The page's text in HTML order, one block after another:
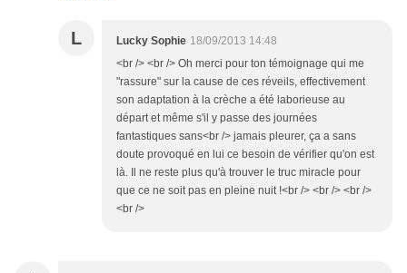
L Lucky Sophie 18/09/2013 14:48
<br /> <br /> Oh merci pour ton témoignage qui me
"rassure" sur la cause de ces réveils, effectivement
son adaptation à la crèche a été laborieuse au
départ et même s'il y passe des journées
fantastiques sans<br /> jamais pleurer, ça a sans
doute provoqué en lui ce besoin de vérifier qu'on est
là. Il ne reste plus qu'à trouver le truc miracle pour
que ce ne soit pas en pleine nuit !<br /> <br /> <br />
<br />